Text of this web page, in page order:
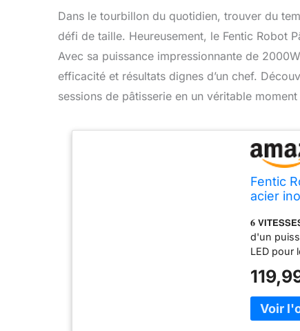
Dans le tourbillon du quotidien, trouver du
défi de taille. Heureusement, le Fentic Robot
Avec sa puissance impressionnante de
efficacité et résultats dignes d’un chef.
sessions de pâtisserie en un véritable
Fentic
acier
𝟔
d'un
LED pour
pâtissier
souhaitiez
à la
75 dB. 𝟑